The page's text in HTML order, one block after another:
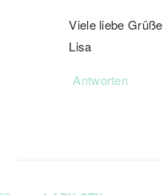
Viele liebe Grüße
Lisa
Antworten